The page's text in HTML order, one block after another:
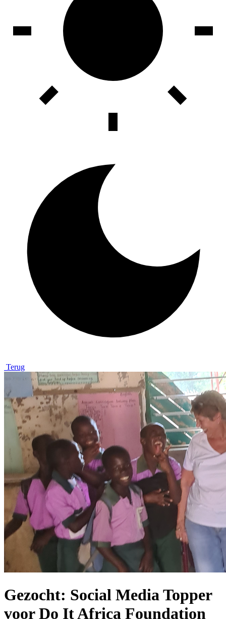
Terug
Gezocht: Social Media Topper
voor Do It Africa Foundation